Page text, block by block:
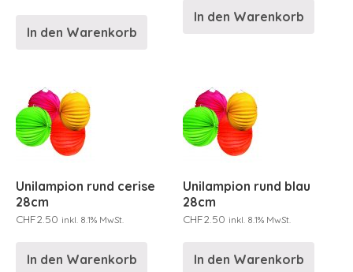
In den Warenkorb
In den Warenkorb
Unilampion rund cerise
28cm
CHF2.50 inkl. 8.1% MwSt.
In den Warenkorb
Unilampion rund blau
28cm
CHF2.50 inkl. 8.1% MwSt.
In den Warenkorb